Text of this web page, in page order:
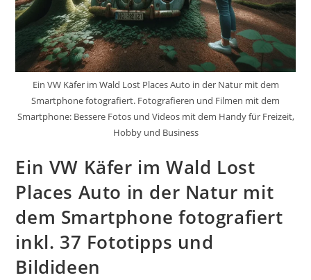
Ein VW Käfer im Wald Lost Places Auto in der Natur mit dem
Smartphone fotografiert. Fotografieren und Filmen mit dem
Smartphone: Bessere Fotos und Videos mit dem Handy für Freizeit,
Hobby und Business
Ein VW Käfer im Wald Lost
Places Auto in der Natur mit
dem Smartphone fotografiert
inkl. 37 Fototipps und
Bildideen